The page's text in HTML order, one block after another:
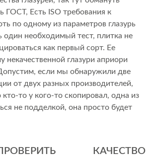
ГОСТ, Есть ISO требования к
по одному из параметров глазурь
один необходимый тест, плитка не
как первый сорт. Ее
некачественной глазури априори
если мы обнаружили две
от двух разных производителей,
кто-то у кого-то скопировал, одна из
не подделкой, она просто будет
КАЧЕСТВО